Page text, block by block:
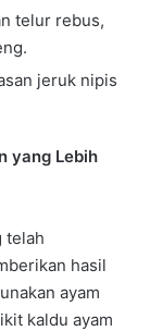
telur rebus,
jeruk nipis
yang Lebih
telah
hasil
ayam
kaldu ayam